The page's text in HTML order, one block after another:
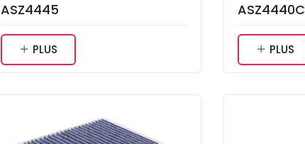
ASZ4445
PLUS
ASZ4440C
PLUS